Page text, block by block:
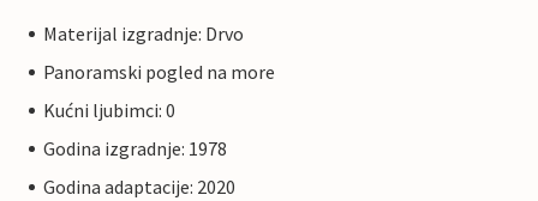
Materijal izgradnje: Drvo
Panoramski pogled na more
Kućni ljubimci: 0
Godina izgradnje: 1978
Godina adaptacije: 2020